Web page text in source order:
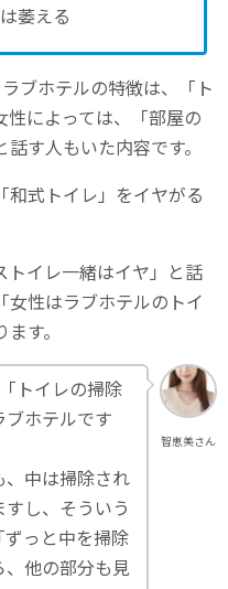
萎える
ブホテルの特徴は、「ト
によっては、「部屋の
す人もいた内容です。
和式トイレ」をイヤがる
トイレ一緒はイヤ」と話
女性はラブホテルのトイ
す。
智恵美さん
トイレの掃除
ホテルです
中は掃除され
し、そういう
っと中を掃除
、他の部分も見